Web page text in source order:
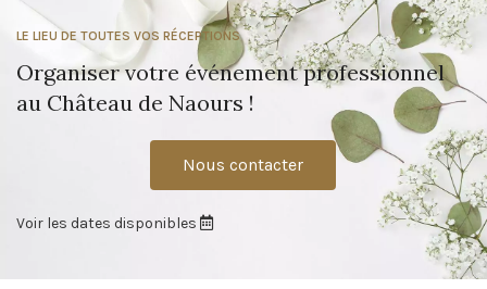
LE LIEU DE TOUTES VOS RÉCEPTIONS
Organiser votre événement professionnel
au Château de Naours !
Nous contacter
Voir les dates disponibles